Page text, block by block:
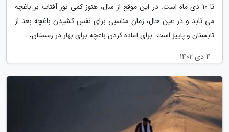
تا 10 دی ماه است. در این موقع از سال، هنوز کمی نور آفتاب بر باغچه
می تابد و در عین حال، زمان مناسبی برای نفس کشیدن باغچه بعد از
تابستان و پاییز است. برای آماده کردن باغچه برای بهار در زمستان،...
4 دی 1402